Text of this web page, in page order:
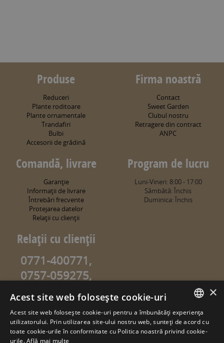
Produse
Reduceri
Plante roditoare
Plante ornamentale
Trandafiri
Bulbi
Accesorii de grădină
Firma noastră
Contact
Sweet Garden
Clubul nostru
Retragere din contract
ANPC
Comandă, livrare
Garanţie
Informaţii de livrare
Întrebări frecvente
Protejarea datelor
Relaţii cu clienţii
Program de lucru
Luni-Vineri: 8:00 - 17:00
Sâmbătă: Închis
Duminica: Închis
Relaţii cu clienţii
0771-400771,
0757-059275,
0757-059274
info@sweetgarden.ro
© copyright 2026. sweetgarden.ro
ROMANIAN
HUNGARIAN
×
Acest site web folosește cookie-uri
Acest site web folosește cookie-uri pentru a îmbunătăți experiența
utilizatorului. Prin utilizarea site-ului nostru web, sunteți de acord cu
toate cookie-urile în conformitate cu Politica noastră privind cookie-
urile.Află mai multe